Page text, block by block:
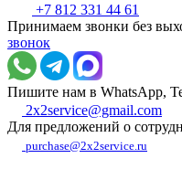
+7 812 331 44 61
Принимаем звонки без
звонок
Пишите нам в WhatsApp,
2x2service@gmail.com
Для предложений о
purchase@2x2service.ru